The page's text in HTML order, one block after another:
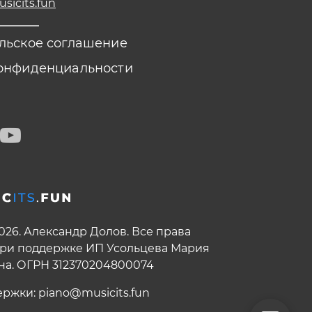
соглашение
Александр Долов. Все права
поддержке ИП Усольцева Мария
ОГРН 312370204800074
piano@musicits.fun